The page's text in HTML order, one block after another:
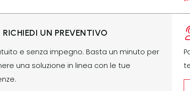
RICHIEDI UN PREVENTIVO
e senza impegno. Basta un minuto per
una soluzione in linea con le tue